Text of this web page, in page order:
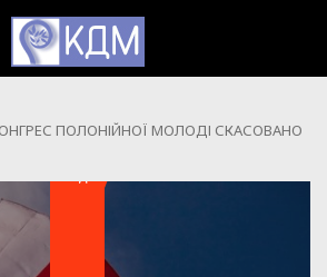
КОНГРЕС ПОЛОНІЙНОЇ МОЛОДІ СКАСОВАНО